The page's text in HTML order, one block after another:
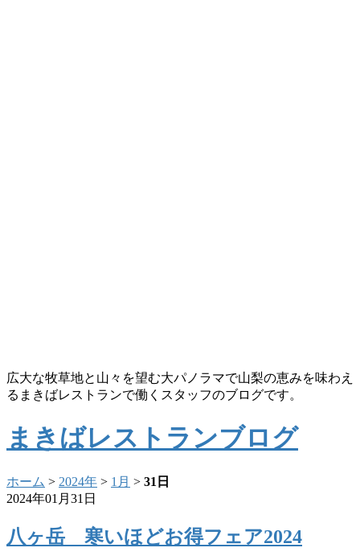
広大な牧草地と山々を望む大パノラマで山梨の恵みを味わえ
るまきばレストランで働くスタッフのブログです。
まきばレストランブログ
ホーム > 2024年 > 1月 > 31日
2024年01月31日
八ヶ岳 寒いほどお得フェア2024